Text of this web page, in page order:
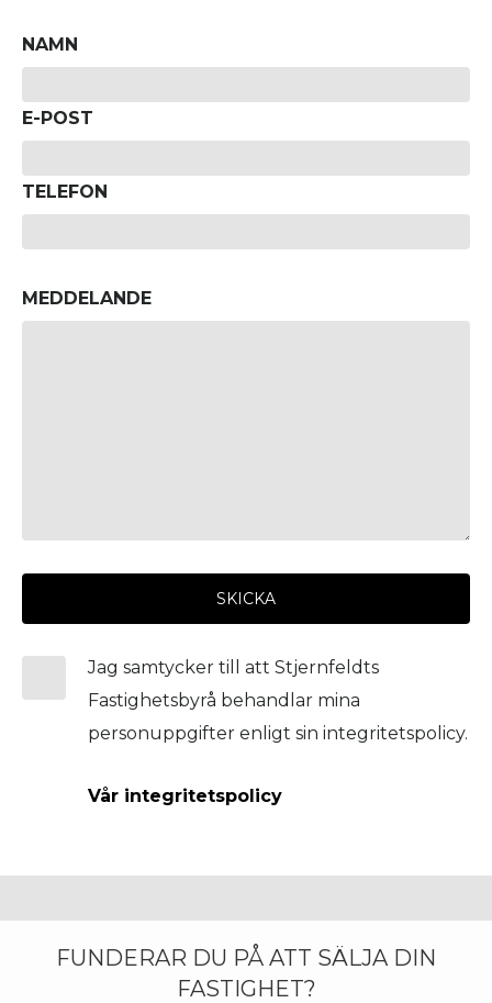
NAMN
E-POST
TELEFON
MEDDELANDE
SKICKA
Jag samtycker till att Stjernfeldts
Fastighetsbyrå behandlar mina
personuppgifter enligt sin integritetspolicy.
Vår integritetspolicy
FUNDERAR DU PÅ ATT SÄLJA DIN
FASTIGHET?